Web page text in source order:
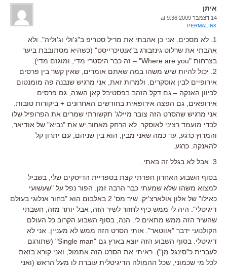
איתן
14 דצמבר 2009 at 9:36
PERMALINK
1. לא מסכים. אני כן אהבתי את מריל סטריפ ב"ג'ולי וג'וליה". ולא
אהבתי את שרלוט גינזבורג ב"אנטיכרייסט" (כשהיא מסתובבת ביער
בצרחות "Where are you" – זה כבר היסטרי מדי, ומוגזם מדי).
2. יכול להיות שיש משהו במה שאתם אומרים, שאין קשר בין פרסים
אירופיים לבין אוסקרים. ולמרות זאת, אני מרגיש שנבנה פה מומנטום
לכיוון האנקה – גם דקל הזהב בפסטיבל קאן השנה, גם פרסים
אירופאים, גם הפצה אירופאית בחודשים האחרונים + ביקורות טובות.
אני מרגיש שהסרט הזה צובר מיילג' תקשורתי שמרים את הפרופיל שלו
לכדי מועמד רציני לאוסקר. לא הרחק מאחור יש את "נביא" של אודיאר,
והמרוץ כרגע, עד כמה שאני מבין, הוא בין שניהם, עם יתרון קל
להאנקה. כרגע.
3. אבל לא בגלל זה באתי.
בסוף השבוע האחרון חפרתי קצת בספריית הדיסקים שלי, בשביל
למצוא משהו שלא שמעתי כבר הרבה זמן. הפור נפל על "שעשועי
כאילו" של אלון אולארצ'יק. שיר מס' 2 באלבום הוא "בחור אנלוגי בעולם
דיגיטלי". היה לי ממש כיף לחזור לשיר הזה, אבל יותר מזה, חשבתי
שהשיר הזה ממש מתאים לי. הנה, בסוף השבוע הקרוב כל העולם
הקולנועי ידבר "אווטאר". אותי הסרט הזה ממש לא מעניין. אני לא
דיגיטלי. בסוף השבוע הזה יוצא בארץ גם "Single man" (שתורגם
לעברית כ"סינגל מן"). ראיתי את הסרט הזה אתמול, ואני קורא בזאת
לכל מי שכמוני, שכל ההמולה הדיגיטלית עוברת לו מעל הראש (ואני